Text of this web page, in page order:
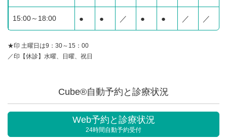
15:00～18:00 ● ● ／ ● ● ／ ／
★印 土曜日は9：30～15：00
／印【休診】水曜、日曜、祝日
Cube®自動予約と診療状況
Web予約と診療状況
24時間自動予約受付